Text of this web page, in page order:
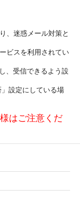
、迷惑メール対策と
ビスを利用されてい
、受信できるよう設
設定にしている場
はご注意くだ